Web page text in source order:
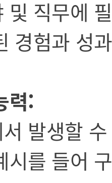
및 직무에
경험과 성
력:
발생할
시를 들어